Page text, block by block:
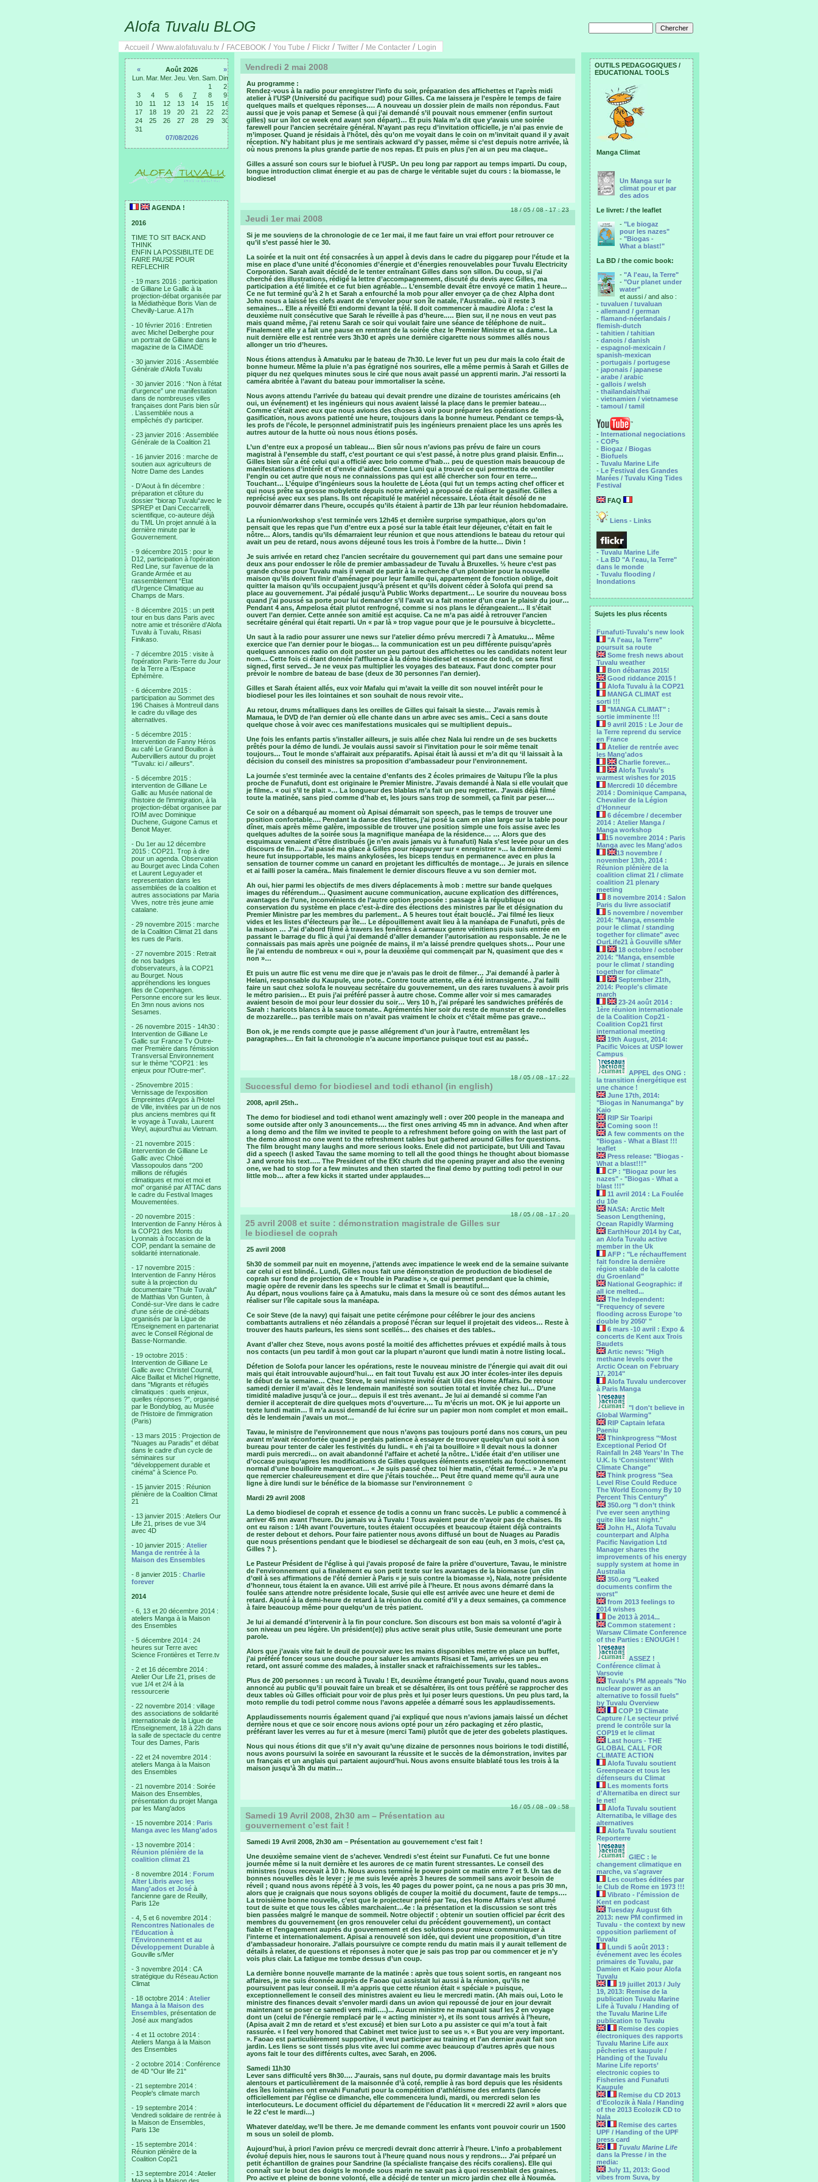
Alofa Tuvalu BLOG
Accueil / Www.alofatuvalu.tv / FACEBOOK / You Tube / Flickr / Twitter / Me Contacter / Login
« Août 2026
»
Lun. Mar. Mer. Jeu. Ven. Sam. Dim.
1
2
3
4 5 6 7 8
9
10
11 12 13 14 15
16
17
18 19 20 21 22
23
24
25 26 27 28 29
30
31
07/08/2026
AGENDA !
2016
TIME TO SIT BACK AND
THINK
ENFIN LA POSSIBILITE DE
FAIRE PAUSE POUR
REFLECHIR
- 19 mars 2016 : participation
de Gilliane Le Gallic à la
projection-débat organisée par
la Médiathèque Boris Vian de
Chevilly-Larue. A 17h
- 10 février 2016 : Entretien
avec Michel Delberghe pour
un portrait de Gilliane dans le
magazine de la CIMADE
- 30 janvier 2016 : Assemblée
Générale d’Alofa Tuvalu
- 30 janvier 2016 : “Non à l’état
d’urgence” une manifestation
dans de nombreuses villes
françaises dont Paris bien sûr
. L’assemblée nous a
empêchés d’y participer.
- 23 janvier 2016 : Assemblée
Générale de la Coalition 21
- 16 janvier 2016 : marche de
soutien aux agriculteurs de
Notre Dame des Landes
- D’Aout à fin décembre :
préparation et clôture du
dossier “biorap Tuvalu“avec le
SPREP et Dani Ceccarrelli,
scientifique, co-auteure déjà
du TML Un projet annulé à la
dernière minute par le
Gouvernement.
- 9 décembre 2015 : pour le
D12, participation à l’opération
Red Line, sur l’avenue de la
Grande Armée et au
rassemblement “Etat
d’Urgence Climatique au
Champs de Mars.
- 8 décembre 2015 : un petit
tour en bus dans Paris avec
notre amie et trésorière d’Alofa
Tuvalu à Tuvalu, Risasi
Finikaso.
- 7 décembre 2015 : visite à
l’opération Paris-Terre du Jour
de la Terre a l’Espace
Ephémère.
- 6 décembre 2015 :
participation au Sommet des
196 Chaises à Montreuil dans
le cadre du village des
alternatives.
- 5 décembre 2015 :
Intervention de Fanny Héros
au café Le Grand Bouillon à
Aubervilliers autour du projet
"Tuvalu: ici / ailleurs".
- 5 décembre 2015 :
intervention de Gilliane Le
Gallic au Musée national de
l’histoire de l’immigration, à la
projection-débat organisee par
l’OIM avec Dominique
Duchene, Guigone Camus et
Benoit Mayer.
- Du 1er au 12 décembre
2015 : COP21. Trop à dire
pour un agenda. Observation
au Bourget avec Linda Cohen
et Laurent Leguyader et
representation dans les
assemblées de la coalition et
autres associations par Maria
Vives, notre très jeune amie
catalane.
- 29 novembre 2015 : marche
de la Coalition Climat 21 dans
les rues de Paris.
- 27 novembre 2015 : Retrait
de nos badges
d’observateurs, à la COP21
au Bourget. Nous
appréhendions les longues
files de Copenhagen.
Personne encore sur les lieux.
En 3mn nous avions nos
Sesames.
- 26 novembre 2015 - 14h30 :
Intervention de Gilliane Le
Gallic sur France Tv Outre-
mer Première dans l'émission
Transversal Environnement
sur le thème "COP21 : les
enjeux pour l'Outre-mer".
- 25novembre 2015 :
Vernissage de l’exposition
Empreintes d’Argos à l’Hotel
de Ville, invitées par un de nos
plus anciens membres qui fit
le voyage à Tuvalu, Laurent
Weyl, aujourd’hui au Vietnam.
- 21 novembre 2015 :
Intervention de Gilliane Le
Gallic avec Chloé
Vlassopoulos dans "200
millions de réfugiés
climatiques et moi et moi et
moi" organisé par ATTAC dans
le cadre du Festival Images
Mouvementées.
- 20 novembre 2015 :
Intervention de Fanny Héros à
la COP21 des Monts du
Lyonnais à l'occasion de la
COP, pendant la semaine de
solidarité internationale.
- 17 novembre 2015 :
Intervention de Fanny Héros
suite à la projection du
documentaire "Thule Tuvalu"
de Matthias Von Gunten, à
Condé-sur-Vire dans le cadre
d'une série de ciné-débats
organisés par la Ligue de
l'Enseignement en partenariat
avec le Conseil Régional de
Basse-Normandie.
- 19 octobre 2015 :
Intervention de Gilliane Le
Gallic avec Christel Cournil,
Alice Baillat et Michel Hignette,
dans "Migrants et réfugiés
climatiques : quels enjeux,
quelles réponses ?", organisé
par le Bondyblog, au Musée
de l'Histoire de l'immigration
(Paris)
- 13 mars 2015 : Projection de
"Nuages au Paradis" et débat
dans le cadre d'un cycle de
séminaires sur
"développement durable et
cinéma" à Science Po.
- 15 janvier 2015 : Réunion
plénière de la Coalition Climat
21
- 13 janvier 2015 : Ateliers Our
Life 21, prises de vue 3/4
avec 4D
- 10 janvier 2015 : Atelier
Manga de rentrée à la
Maison des Ensembles
- 8 janvier 2015 : Charlie
forever
2014
- 6, 13 et 20 décembre 2014 :
ateliers Manga à la Maison
des Ensembles
- 5 décembre 2014 : 24
heures sur Terre avec
Science Frontières et Terre.tv
- 2 et 16 décembre 2014 :
Atelier Our Life 21, prises de
vue 1/4 et 2/4 à la
ressourcerie
- 22 novembre 2014 : village
des associations de solidarité
internationale de la Ligue de
l'Enseignement, 18 à 22h dans
la salle de spectacle du centre
Tour des Dames, Paris
- 22 et 24 novembre 2014 :
ateliers Manga à la Maison
des Ensembles
- 21 novembre 2014 : Soirée
Maison des Ensembles,
présentation du projet Manga
par les Mang'ados
- 15 novembre 2014 : Paris
Manga avec les Mang'ados
- 13 novembre 2014 :
Réunion plénière de la
coalition climat 21
- 8 novembre 2014 : Forum
Alter Libris avec les
Mang'ados et José à
l'ancienne gare de Reuilly,
Paris 12e
- 4, 5 et 6 novembre 2014 :
Rencontres Nationales de
l'Education à
l'Environnement et au
Développement Durable à
Gouville s/Mer
- 3 novembre 2014 : CA
stratégique du Réseau Action
Climat
- 18 octobre 2014 : Atelier
Manga à la Maison des
Ensembles , présentation de
José aux mang'ados
- 4 et 11 octobre 2014 :
Ateliers Manga à la Maison
des Ensembles
- 2 octobre 2014 : Conférence
de 4D "Our life 21"
- 21 septembre 2014 :
People's climate march
- 19 septembre 2014 :
Vendredi solidaire de rentrée à
la Maison de Ensembles,
Paris 13e
- 15 septembre 2014 :
Réunion plénière de la
Coalition Cop21
- 13 septembre 2014 : Atelier
OUTILS PEDAGOGIQUES /
EDUCATIONAL TOOLS
Manga Climat
Un Manga sur le
climat pour et par
des ados
Le livret: / the leaflet
- "Le biogaz
pour les nazes"
- "Biogas -
What a blast!"
La BD / the comic book:
- "A l'eau, la Terre"
- "Our planet under
water"
et aussi / and also :
- tuvaluen / tuvaluan
- allemand / german
- flamand-néerlandais /
flemish-dutch
- tahitien / tahitian
- danois / danish
- espagnol-mexicain /
spanish-mexican
- portugais / portugese
- japonais / japanese
- arabe / arabic
- gallois / welsh
- thaïlandais/thaï
- vietnamien / vietnamese
- tamoul / tamil
- International negociations
- COPs
- Biogaz / Biogas
- Biofuels
- Tuvalu Marine Life
- Le Festival des Grandes
Marées / Tuvalu King Tides
Festival
FAQ
Liens - Links
- Tuvalu Marine Life
- La BD "A l'eau, la Terre"
dans le monde
- Tuvalu flooding /
Inondations
Sujets les plus récents
Funafuti-Tuvalu's new look
"A l'eau, la Terre"
poursuit sa route
Some fresh news about
Tuvalu weather
Bon débarras 2015!
Good riddance 2015 !
Alofa Tuvalu à la COP21
MANGA CLIMAT est
sorti !!!
"MANGA CLIMAT" :
sortie imminente !!!
9 avril 2015 : Le Jour de
la Terre reprend du service
en France
Atelier de rentrée avec
les Mang'ados
Charlie forever...
Alofa Tuvalu's
warmest wishes for 2015
Mercredi 10 décembre
2014 : Dominique Campana,
Chevalier de la Légion
d'Honneur
6 décembre / december
2014 : Atelier Manga /
Manga workshop
15 novembre 2014 : Paris
Manga avec les Mang'ados
13 novembre /
november 13th, 2014 :
Réunion plénière de la
coalition climat 21 / climate
coalition 21 plenary
meeting
8 novembre 2014 : Salon
Paris du livre associatif
5 novembre / november
2014: "Manga, ensemble
pour le climat / standing
together for climate" avec
OurLife21 à Gouville s/Mer
18 octobre / october
2014: "Manga, ensemble
pour le ‎climat / standing
together for climate"
September 21th,
2014: People's climate
march
23-24 août 2014 :
1ère réunion internationale
de la Coalition Cop21 -
Coalition Cop21 first
international meeting
19th August, 2014:
Pacific Voices at USP lower
Campus
APPEL des ONG :
la transition énergétique est
une chance !
June 17th, 2014:
"Biogas in Nanumanga" by
Kaio
RIP Sir Toaripi
Coming soon !!
A few comments on the
"Biogas - What a Blast !!!
leaflet
Press release: "Biogas -
What a blast!!!"
CP : "Biogaz pour les
nazes" - "Biogas - What a
blast !!!"
11 avril 2014 : La Foulée
du 10e
NASA: Arctic Melt
Season Lengthening,
Ocean Rapidly Warming
EarthHour 2014 by Cat,
an Alofa Tuvalu active
member in the Uk
AFP : "Le réchauffement
fait fondre la dernière
région stable de la calotte
du Groenland"
National Geographic: if
all ice melted...
The Independent:
"Frequency of severe
flooding across Europe 'to
double by 2050' "
6 mars -10 avril : Expo &
concerts de Kent aux Trois
Baudets
Artic news: "High
methane levels over the
Arctic Ocean on February
17, 2014"
Alofa Tuvalu undercover
à Paris Manga
"I don't believe in
Global Warming"
RIP Captain Iefata
Paeniu
Thinkprogress "‘Most
Exceptional Period Of
Rainfall In 248 Years’ In The
U.K. Is ‘Consistent’ With
Climate Change"
Think progress "Sea
Level Rise Could Reduce
The World Economy By 10
Percent This Century"
350.org "I don’t think
I’ve ever seen anything
quite like last night."
John H., Alofa Tuvalu
counterpart and Alpha
Pacific Navigation Ltd
Manager shares the
improvements of his energy
supply system at home in
Australia
350.org "Leaked
documents confirm the
worst"
from 2013 feelings to
2014 wishes
De 2013 à 2014...
Common statement :
Warsaw Climate Conference
of the Parties : ENOUGH !
ASSEZ !
Conférence climat à
Varsovie
Tuvalu's PM appeals "No
nuclear power as an
alternative to fossil fuels"
by Tuvalu Overview
COP 19 Climate
Capture / Le secteur privé
prend le contrôle sur la
COP19 et le climat
Last hours - THE
GLOBAL CALL FOR
CLIMATE ACTION
Alofa Tuvalu soutient
Greenpeace et tous les
défenseurs du Climat
Les moments forts
d'Alternatiba en direct sur
le net!
Alofa Tuvalu soutient
Alternatiba, le village des
alternatives
Alofa Tuvalu soutient
Reporterre
GIEC : le
changement climatique en
marche, va s'agraver
Les courbes éditées par
le Club de Rome en 1973 !!!
Vibrato - l'émission de
Kent en podcast
Tuesday August 6th
2013: new PM confirmed in
Tuvalu - the context by new
opposition parliement of
Tuvalu
Lundi 5 août 2013 :
événement avec les écoles
primaires de Tuvalu, par
Damien et Kaio pour Alofa
Tuvalu
19 juillet 2013 / July
19, 2013: Remise de la
publication Tuvalu Marine
Life à Tuvalu / Handing of
the Tuvalu Marine Life
publication to Tuvalu
Remise des copies
électroniques des rapports
Tuvalu Marine Life aux
pêcheries et kaupule /
Handing of the Tuvalu
Marine Life reports’
electronic copies to
Fisheries and Funafuti
Kaupule
Remise du CD 2013
d'Ecolozik à Nala / Handing
of the 2013 Ecolozik CD to
Nala
Remise des cartes
UPF / Handing of the UPF
press card
Tuvalu Marine Life
dans la Presse / in the
media:
July 11, 2013: Good
vibes from Suva, by
Vendredi 2 mai 2008
Au programme :
Rendez-vous à la radio pour enregistrer l’info du soir, préparation des affichettes et l’après midi
atelier à l’USP (Université du pacifique sud) pour Gilles. Ca me laissera je l’espère le temps de faire
quelques mails et quelques réponses…. A nouveau un dossier plein de mails non répondus. Faut
aussi que je vois panap et Semese (à qui j’ai demandé s’il pouvait nous emmener (enfin surtout
gilles) sur un îlot ce week end avant son départ)… Et puis Nala m’a dit que y’avais une soirée
farewell pour l’ancien secrétaire général. N’ayant pas reçu d’invitation officielle, je n’ai pas envie de
m’imposer. Quand je résidais à l’hôtel, dès qu’on me voyait dans le coin on m’invitait quand il y avait
réception. N’y habitant plus je me sentirais ackward d’y passer, même si c’est depuis notre arrivée, là
où nous prenons la plus grande partie de nos repas. Et puis en plus j’en ai un peu ma claque..
Gilles a assuré son cours sur le biofuel à l’USP.. Un peu long par rapport au temps imparti. Du coup,
longue introduction climat énergie et au pas de charge le véritable sujet du cours : la biomasse, le
biodiesel
18 / 05 / 08 - 17 : 23
Jeudi 1er mai 2008
Si je me souviens de la chronologie de ce 1er mai, il me faut faire un vrai effort pour retrouver ce
qu’il s’est passé hier le 30.
La soirée et la nuit ont été consacrées à un appel à devis dans le cadre du piggarep pour l’étude et la
mise en place d’une unité d’économies d’énergie et d’énergies renouvelables pour Tuvalu Electricity
Corporation. Sarah avait décidé de le tenter entraînant Gilles dans son sillon. Du coup, si j’ai
cherché des illustrations, rédigé la lettre d’accompagnement, discuté du devis avec Gilles, ma
participation a été limitée et ce fut bien agréable… L’ensemble devait être envoyé ce matin 1 heure…
Ce ne fut terminé qu’à 2 h et Sarah a enfourché la mob pour aller envoyer ça de chez Alpha dont
John nous a laissé les clefs avant de s’envoler pour son île natale, l’Australie.. où il reste 3
semaines… Elle a réveillé Eti endormi devant la télé. Il doit commencer à maudire Alofa : c’est la
deuxième nuit consécutive que Sarah le réveille à pas d’heure..… Bien sur, il ne nous en veut pas
mais quand même, j’ai retenu Sarah ce soir qui voulait faire une séance de téléphone de nuit..
Finalement elle y a fait une pause en rentrant de la soirée chez le Premier Ministre et sa dame.. La
nuit dernière elle est rentrée vers 3h30 et après une dernière cigarette nous sommes allés nous
allonger un trio d’heures.
Nous étions attendus à Amatuku par le bateau de 7h30. Le lever fut un peu dur mais la colo était de
bonne humeur. Même la pluie n’a pas égratigné nos sourires, elle a même permis à Sarah et Gilles de
piquer du nez quelques minutes sous le ciré que nous avait passé un apprenti marin. J’ai ressorti la
caméra abritée à l’avant du bateau pour immortaliser la scène.
Nous avons attendu l’arrivée du bateau qui devait prendre une dizaine de touristes américains (eh
oui, un événement) et les ingénieurs qui nous avaient laissé la place dans le premier bateau…
Comme c’était avec eux que nous avions des choses à voir pour préparer les opérations de
gasification, nous avons patienté une heure, toujours dans la bonne humeur. Pendant ce temps-là,
les profs de l’école, le personnel administratif puis les ingénieurs prenaient place les uns après les
autres autour de la hutte où nous nous étions posés.
L’un d’entre eux a proposé un tableau… Bien sûr nous n’avions pas prévu de faire un cours
magistral à l’ensemble du staff, c’est pourtant ce qui s’est passé, à notre plus grand plaisir. Enfin…
Gilles bien sûr a été celui qui a officié avec brio comme d’hab… peu de question mais beaucoup de
manifestations d’intérêt et d’envie d’aider. Comme Luni qui a trouvé ce qui permettra de ventiler
l’engin ou cet autre que nous ne connaissions pas qui est allé chercher son four en terre…
Touchant… L’équipe d’ingénieurs sous la houlette de Léota (qui fut un temps acting chef officer et
qui nous prête sa grosse mobylette depuis notre arrivée) a proposé de réaliser le gasifier. Gilles a
reprécisé avec eux ses plans. Ils ont récapitulé le matériel nécessaire. Léota était désolé de ne
pouvoir démarrer dans l’heure, occupés qu’ils étaient à partir de 13h par leur réunion hebdomadaire.
La réunion/workshop s’est terminée vers 12h45 et dernière surprise sympathique, alors qu’on
pensait que les repas que l’un d’entre eux a posé sur la table était leur déjeuner, c’était en fait le
nôtre… Alors, tandis qu’ils démarraient leur réunion et que nous attendions le bateau du retour qui
avait un peu de retard, nous avons déjeuné tous les trois à l’ombre de la hutte… Divin !
Je suis arrivée en retard chez l’ancien secrétaire du gouvernement qui part dans une semaine pour
deux ans pour endosser le rôle de premier ambassadeur de Tuvalu à Bruxelles. ½ heure c’est pas
grande chose pour Tuvalu mais il venait de partir à la recherche d’un plombier pour la nouvelle
maison qu’ils doivent finir d’aménager pour leur famille qui, appartement de fonction oblige, doit
quitter la maison qu’ils occupaient jusqu’à présent et qu’ils doivent céder à Solofa qui prend sa
place au gouvernement. J’ai pédalé jusqu’à Public Works department… Le sourire du nouveau boss
quand j’ai poussé sa porte pour lui demander s’il l’avait vu a fait monter d’un cran le plaisir du jour…
Pendant 4 ans, Ampelosa était plutot renfrogné, comme si nos plans le dérangeaient… Il s’était
ouvert l’an dernier. Cette année son amitié est acquise. Ca ne m’a pas aidé à retrouver l’ancien
secrétaire général qui était reparti. Un « par là » trop vague pour que je le poursuive à bicyclette..
Un saut à la radio pour assurer une news sur l’atelier démo prévu mercredi 7 à Amatuku… Même
exercice que l’an dernier pour le biogas… la communication est un peu différente puisqu’après
quelques annonces radio on doit poster un peu partout des affichettes ou les candidats notent leur
nom… Cette fois ci étant donnée l’affluence à la démo biodiesel et essence de todi, ce sera first
signed, first served.. Je ne veux pas multiplier les voyages des bateaux. Faut donc compter pour
prévoir le nombre de bateau de base (deux de 30 personnes l’an dernier).
Gilles et Sarah étaient allés, eux voir Mafalu qui m’avait la veille dit son nouvel intérêt pour le
biodiesel pour les iles lointaines et son souhait de nous revoir vite..
Au retour, drums métalliques dans les oreilles de Gilles qui faisait la sieste… J’avais remis à
Mamaua, le DVD de l‘an dernier où elle chante dans un arbre avec ses amis.. Ceci a sans doute
quelque chose à voir avec ces manifestations musicales qui se multiplient depuis..
Une fois les enfants partis s’installer ailleurs, je suis allée chez Nala lui rendre un de ses bucketts
prêtés pour la démo de lundi. Je voulais aussi savoir si l’invitation pour le soir même tenait
toujours… Tout le monde s’affairait aux préparatifs. Apisai était là aussi et m’a dit qu ‘il laissait à la
décision du conseil des ministres sa proposition d’ambassadeur pour l’environnement.
La journée s’est terminée avec la centaine d’enfants des 2 écoles primaires de Vaitupu l’île la plus
proche de Funafuti, dont est originaire le Premier Ministre. J’avais demandé à Nala si elle voulait que
je filme.. « oui s’il te plait »… La longueur des blablas m’a fait un peu regretter.. J’avais déjà filmé
toute la matinée, sans pied comme d’hab et, les jours sans trop de sommeil, ça finit par peser….
Ce soir on a débarqué au moment où Apisai démarrait son speech, pas le temps de trouver une
position confortable…. Pendant la danse des fillettes, j’ai posé la cam en plan large sur la table pour
dîner, mais après même galère, impossible de trouver une position simple une fois assise avec les
quelques adultes de la soirée sous la magnifique manéapa de la résidence… … Alors que des
esquimaux venaient d’être distribués (je n’en avais jamais vu à funafuti) Nala s’est levée pour un des
discours de fin… J’ai passé ma glace à Gilles pour réappuyer sur « enregistrer »… la dernière demi
heure fut insupportable, les mains ankylosées, les biceps tendus en permanence avec en plus la
sensation de tourner comme un canard en projetant les difficultés de montage… Je jurais en silence
et ai failli poser la caméra.. Mais finalement le dernier discours fleuve a vu son dernier mot.
Ah oui, hier parmi les objectifs de mes divers déplacements à mob : mettre sur bande quelques
images du référendum… Quasiment aucune communication, aucune explication des différences,
avantages de l’une, inconvénients de l’autre option proposée : passage à la république ou
conservation du système en place c’est-à-dire des élections des ministres par île et désignation du
Premier Ministre par les membres du parlement.. A 5 heures tout était bouclé.. J’ai filmé les lieux
vides et les listes d’électeurs par île… Le dépouillement avait lieu à la manéapa de Funafuti, près de
la maison … J’ai d’abord filmé à travers les fenêtres à carreaux genre vénitiens puis suis entrée en
passant le barrage du flic à qui j’ai demandé d’aller demander l’autorisation au responsable. Je ne le
connaissais pas mais après une poignée de mains, il m’a laissé prendre quelques shots… Pour une
île j’ai entendu de nombreux « oui », pour la deuxième qui commençait par N, quasiment que des «
non »…
Et puis un autre flic est venu me dire que je n’avais pas le droit de filmer… J’ai demandé à parler à
Helani, responsable du Kaupule, une pote.. Contre toute attente, elle a été intransigente.. J’ai failli
faire un saut chez solofa le nouveau secrétaire du gouvernement, un des rares tuvaluens à avoir pris
le métro parisien… Et puis j’ai préféré passer à autre chose. Comme aller voir si mes camarades
avaient besoin de moi pour leur dossier du soir… Vers 10 h, j’ai préparé les sandwiches préférés de
Sarah : haricots blancs à la sauce tomate.. Agrémentés hier soir du reste de munster et de rondelles
de mozzarelle… pas terrible mais on n’avait pas vraiment le choix et c’était même pas grave…
Bon ok, je me rends compte que je passe allégrement d’un jour à l’autre, entremêlant les
paragraphes… En fait la chronologie n’a aucune importance puisque tout est au passé..
18 / 05 / 08 - 17 : 22
Successful demo for biodiesel and todi ethanol (in english)
2008, april 25th..
The demo for biodiesel and todi ethanol went amazingly well : over 200 people in the maneapa and
some outside after only 3 anouncements…. the first ones arriving 45 mn in advance. And when after
a long demo and the film we invited te people to a refreshment before going on with the last part of
the demo almost no one went to the refreshment tables but gathered around Gilles for questions.
The film brought many laughs and more serious looks. Enele did not participate, but Uili and Tavau
did a speech (I asked Tavau the same morning to tell all the good things he thought about biomasse
J and wrote his text….. The President of the EKt churh did the opening prayer and also the evening
one, we had to stop for a few minutes and then started the final demo by putting todi petrol in our
little mob… after a few kicks it started under applaudes…
18 / 05 / 08 - 17 : 20
25 avril 2008 et suite : démonstration magistrale de Gilles sur
le biodiesel de coprah
25 avril 2008
5h30 de sommeil par nuit en moyenne, j’attends avec impatience le week end de la semaine suivante
car celui ci est blindé.. Lundi, Gilles nous fait une démonstration de production de biodiesel de
coprah sur fond de projection de « Trouble in Paradise », ce qui permet pendant que la chimie,
magie opère de revenir dans les speechs sur le climat et Small is beautiful…
Au départ, nous voulions faire ça à Amatuku, mais dans la mesure où ce sont des démos autant les
réaliser sur l’île capitale sous la manéapa.
Ce soir Steve (de la navy) qui faisait une petite cérémone pour célébrer le jour des anciens
combattants autraliens et néo zélandais a proposé l’écran sur lequel il projetait des videos… Reste à
trouver des hauts parleurs, les siens sont scellés… des chaises et des tables..
Avant d’aller chez Steve, nous avons posté la moitié des affichettes prévues et expédié mails à tous
nos contacts (un peu tardif à mon gout car la plupart n’auront que lundi matin à notre listing local..
Défetion de Solofa pour lancer les opérations, reste le nouveau ministre de l’énergie qui avait dit oui
mais qui était introuvable aujourd’hui… en fait tout Tuvalu est aux JO inter écoles-inter iles depuis
le début de la semaine… Chez Steve, le seul ministre invité était Uili des Home Affairs. De retour
samedi dernier il m’avait dès le lendemain manifesté son soutien total et invitée chez lui… D’une
timidité maladive jusqu’à ce jour… depuis il est très avenant.. Je lui ai demandé si comme l’an
dernier il accepterait de dire quelques mots d’ouverture…. Tu m’écris un mot. OK je lui apporte un
texte lundi matin… Il m’a aussi demandé de lui écrire sur un papier mon nom complet et mon email..
dès le lendemain j’avais un mot…
Tavau, le ministre de l’environnement que nous n’avons pas toujours porté dans nos cœurs, un peu
avant m’avait réconfortée quand je perdais patience à essayer de trouver quelqu’un qui soit à son
bureau pour tenter de caler les festivités du lundi.. « eh j’ai ta bouilloire » Il devait nous la donner
mardi puis mercredi… on avait abandonné l’affaire et acheté la nôtre.. L’idée était d’en utiliser une
d’occase puisqu’apres les modifications de Gilles quelques éléments essentiels au fonctionnement
normal d’une bouilloire manqueront… « Je suis passé chez toi hier matin, c’était fermé… » Je n’a pu
que remercier chaleureusement et dire que j’étais touchée… Peut être quand meme qu’il aura une
ligne à dire lundi sur le bénéfice de la biomasse sur l’environnement ☺
Mardi 29 avril 2008
La demo biodiesel de coprah et essence de todis a connu un franc succès. Le public a commencé à
arriver 45 mn avant l’heure. Du jamais vu à Tuvalu ! Tous avaient peur de n’avoir pas de chaises. Ils
ont eu raison : 1/4h avant l’ouverture, toutes étaient occupées et beaucoup étaient déjà contraints
de rester debout et dehors. Pour faire patienter nous avons diffusé un bout de Nuages au Paradis
que nous présentions pendant que le biodiesel se déchargeait de son eau (euh, en 3 mois, c’est ça,
Gilles ? ).
Le Pasteur Président de l’église à qui j’avais proposé de faire la prière d’ouverture, Tavau, le ministre
de l’environnement qui a finalement eu son petit texte sur les avantages de la biomasse (un clin
d’œil à ses affirmations de l’été dernier à Paris « je suis contre la biomasse »), Nala, notre présidente
d’honneur, tous étaient la en avance. Uili est arrivé pile à l’heure. Et nous avons démarré dans la
foulée sans attendre notre présidente locale, Susie qui elle est arrivée avec une heure et demi de
retard. Ajouté à la demi-heure de retard à la réunion du comité d’il y a deux semaines, ça commence
à faire beaucoup même pour quelqu’un de très patient.
Je lui ai demandé d’intervenir à la fin pour conclure. Son discours est bon mais sa volonté d’agir à
son niveau un peu légère. Un président(e)) plus active serait plus utile, Susie demeurant une porte
parole.
Alors que j’avais vite fait le deuil de pouvoir avec les mains disponibles mettre en place un buffet,
j’ai préféré foncer sous une douche pour saluer les arrivants Risasi et Tami, arrivées un peu en
retard, ont assuré comme des malades, à installer snack et rafraichissements sur les tables..
Plus de 200 personnes : un record à Tuvalu ! Et, deuxième étrangeté pour Tuvalu, quand nous avons
annoncé au public qu’il pouvait faire un break et se désaltérer, ils ont tous préféré se rapprocher des
deux tables où Gilles officiait pour voir de plus près et lui poser leurs questions. Un peu plus tard, la
moto remplie du todi petrol comme nous l’avons appelée a démarré sous les applaudissements.
Applaudissements nourris également quand j’ai expliqué que nous n’avions jamais laissé un déchet
derrière nous et que ce soir encore nous avions opté pour un zéro packaging et zéro plastic,
préférant laver les verres au fur et à mesure (merci Tami) plutôt que de jeter des gobelets plastiques.
Nous qui nous étions dit que s’il n’y avait qu’une dizaine de personnes nous boirions le todi distillé,
nous avons poursuivi la soirée en savourant la réussite et le succès de la démonstration, invites par
un français et un anglais qui partaient aujourd’hui. Nous avons ensuite blablaté tous les trois à la
maison jusqu’à 3h du matin…
16 / 05 / 08 - 09 : 58
Samedi 19 Avril 2008, 2h30 am – Présentation au
gouvernement c’est fait !
Samedi 19 Avril 2008, 2h30 am – Présentation au gouvernement c’est fait !
Une deuxième semaine vient de s’achever. Vendredi s’est éteint sur Funafuti. Ce fut une bonne
journée même si la nuit dernière et les aurores de ce matin furent stressantes. Le conseil des
ministres (nous recevait à 10 h. Nous avons terminé le power point ce matin entre 7 et 9. Un tas de
bonnes nouvelles dès le lever : je me suis levée après 3 heures de sommeil sans avoir besoin de
réveil ; quand nous avons répété à 3 vois, les 40 pages du power point, ça ne nous a pas pris 30 mn,
alors que je craignais que nous soyons obligés de couper la moitié du document, faute de temps….
La troisième bonne nouvelle, c’est que le projecteur prété par Teu, des Home Affairs s’est allumé
tout de suite et que tous les câbles marchaient…4e : la présentation et la discussion se sont très
bien passées malgré le manque de sommeil. Notre objectif : obtenir un soutien officiel par écrit des
membres du gouvernement (en gros renouveler celui du précédent gouvernement), un contact
fiable et l’engagement auprès du gouvernement et des solutions pour mieux communiquer à
l’interne et internationalement. Apisai a renouvelé son idée, qui devient une proposition, d’un titre
d’ambassadeur honoraire. J’allais poursuivre ce compte rendu du matin mais il y aurait tellement de
détails à relater, de questions et réponses à noter que je sais pas trop par ou commencer et je n’y
vois plus clair. La fatigue me tombe dessus d’un coup.
La dernière bonne nouvelle marrante de la matinée : après que tous soient sortis, en rangeant nos
affaires, je me suis étonnée auprès de Faoao qui assistait lui aussi à la réunion, qu’ils ne
poursuivent pas leur conseil. Il m’a appris que cette réunion était « spéciale » puisque,
exceptionnellement le conseil des ministres avaient eu lieu le mercredi matin. (Ah mais oui, Loto le
ministre des finances devait s’envoler mardi dans un avion qui repoussé de jour en jour devrait
maintenant se poser ce samedi vers midi….)... Aucun ministre ne manquait sauf les 2 en voyage
dont un (celui de l’énergie remplacé par le « acting minister »), et ils sont tous arrivés à l’heure,
(Apisa avait 2 mn de retard et s’est excusé) et bien sur Loto a pu assister ce qui m’a tout à fait
rassurée. « I feel very honored that Cabinet met twice just to see us ». « But you are very important.
». Faoao est particulièrement supportive, il veut participer au training et l’an dernier avait fait son
jardin. Les liens se sont tissés plus vite avec lui comme avec beaucoup d’autres après que nous
ayons fait le tour des différents cultes, avec Sarah, en 2006.
Samedi 11h30
Lever sans difficulté vers 8h30…. J’aurais, sans nul doute, pu dormir davantage mais les bruits
alentours et particulièrement de la maisonnée d’à coté, remplie à ras bord depuis que les résidents
des îles lointaines ont envahi Funafuti pour la compétition d’athlétisme des enfants (lancée
officiellement par l’église ce dimanche, elle commencera lundi, mardi, ou mercredi selon les
interlocuteurs. Le document officiel du département de l’éducation lit « mercredi 22 avril » alors que
le 22 c’est le mardi…)
Whatever date/day, we’ll be there. Je me demande comment les enfants vont pouvoir courir un 1500
m sous un soleil de plomb.
Aujourd’hui, à priori l’avion prévu ce mercredi devrait donc atterrir à l’heure. L’info a probablement
évolué depuis hier, nous le saurons tout à l’heure quand nous nous y rendrons… J’ai préparé un
petit échantillon de graines pour Sandrine (la spécialiste française des récifs coraliens). Elle qui
connaît sur le bout des doigts le monde sous marin ne savait pas à quoi ressemblait des graines.
Pro active et pleine de bonne volonté, elle a décidé de tenter un micro jardin chez elle à Nouméa.